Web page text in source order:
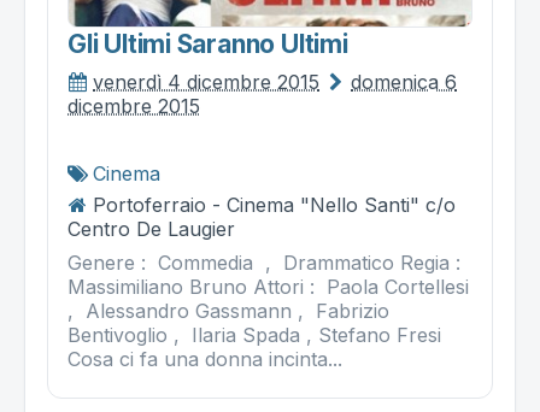
Gli Ultimi Saranno Ultimi
venerdì 4 dicembre 2015
domenica 6
dicembre 2015
Cinema
Portoferraio - Cinema "Nello Santi" c/o
Centro De Laugier
Genere : Commedia , Drammatico Regia :
Massimiliano Bruno Attori : Paola Cortellesi
, Alessandro Gassmann , Fabrizio
Bentivoglio , Ilaria Spada , Stefano Fresi
Cosa ci fa una donna incinta...